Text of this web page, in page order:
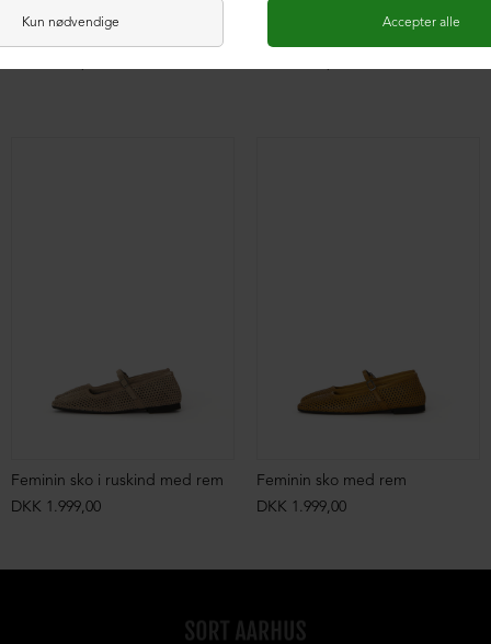
Feminin sko i ruskind med rem
DKK 1.999,00
Feminin sko med rem
DKK 1.999,00